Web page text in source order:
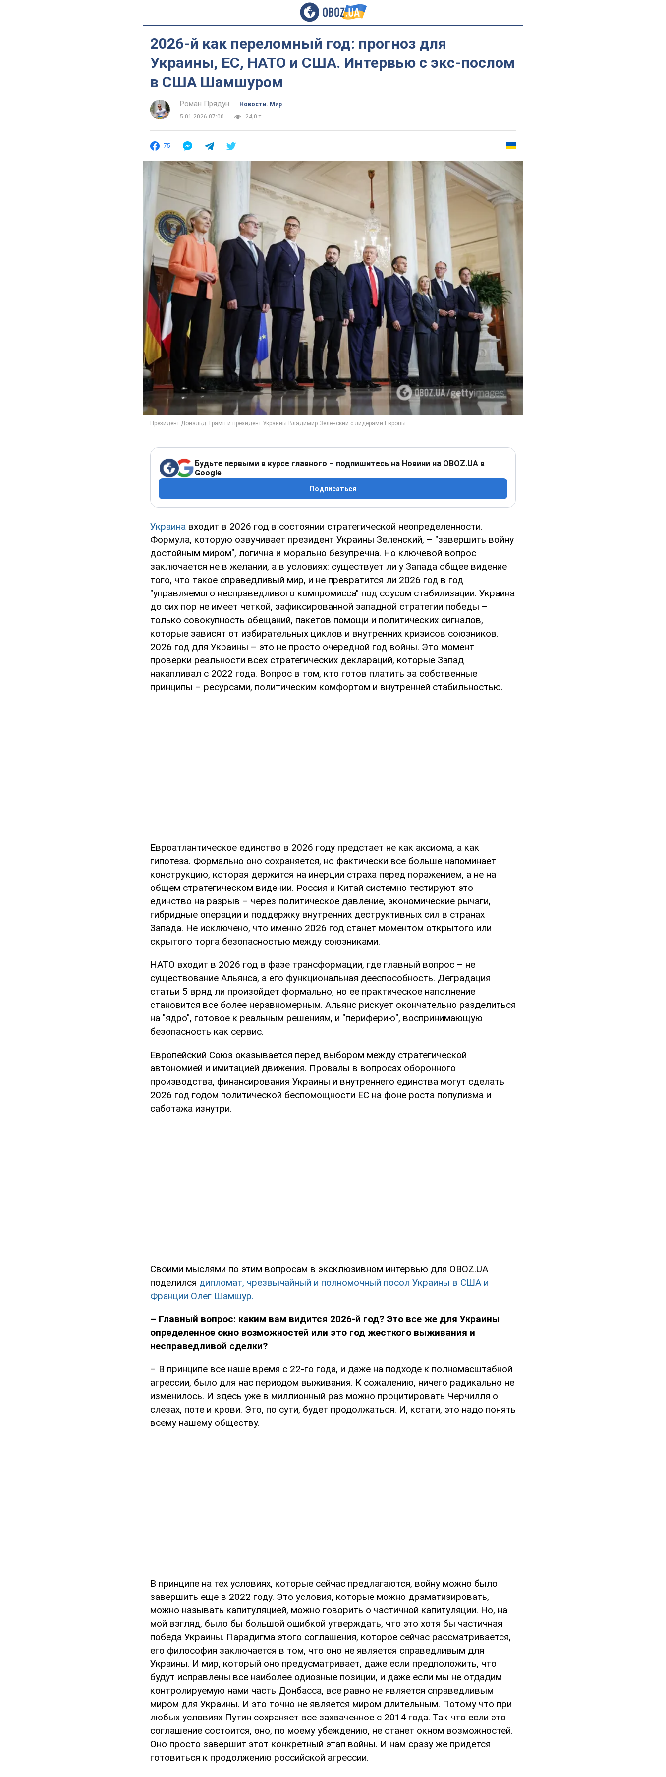
2026-й как переломный год: прогноз для
Украины, ЕС, НАТО и США. Интервью с экс-послом
в США Шамшуром
Роман Прядун
Новости. Мир
5.01.2026 07:00
24,0 т.
75
Будьте первыми в курсе главного – подпишитесь на Новини на OBOZ.UA в
Google
Подписаться
Украина входит в 2026 год в состоянии стратегической неопределенности.
Формула, которую озвучивает президент Украины Зеленский, – "завершить войну
достойным миром", логична и морально безупречна. Но ключевой вопрос
заключается не в желании, а в условиях: существует ли у Запада общее видение
того, что такое справедливый мир, и не превратится ли 2026 год в год
"управляемого несправедливого компромисса" под соусом стабилизации. Украина
до сих пор не имеет четкой, зафиксированной западной стратегии победы –
только совокупность обещаний, пакетов помощи и политических сигналов,
которые зависят от избирательных циклов и внутренних кризисов союзников.
2026 год для Украины – это не просто очередной год войны. Это момент
проверки реальности всех стратегических деклараций, которые Запад
накапливал с 2022 года. Вопрос в том, кто готов платить за собственные
принципы – ресурсами, политическим комфортом и внутренней стабильностью.
Евроатлантическое единство в 2026 году предстает не как аксиома, а как
гипотеза. Формально оно сохраняется, но фактически все больше напоминает
конструкцию, которая держится на инерции страха перед поражением, а не на
общем стратегическом видении. Россия и Китай системно тестируют это
единство на разрыв – через политическое давление, экономические рычаги,
гибридные операции и поддержку внутренних деструктивных сил в странах
Запада. Не исключено, что именно 2026 год станет моментом открытого или
скрытого торга безопасностью между союзниками.
НАТО входит в 2026 год в фазе трансформации, где главный вопрос – не
существование Альянса, а его функциональная дееспособность. Деградация
статьи 5 вряд ли произойдет формально, но ее практическое наполнение
становится все более неравномерным. Альянс рискует окончательно разделиться
на "ядро", готовое к реальным решениям, и "периферию", воспринимающую
безопасность как сервис.
Европейский Союз оказывается перед выбором между стратегической
автономией и имитацией движения. Провалы в вопросах оборонного
производства, финансирования Украины и внутреннего единства могут сделать
2026 год годом политической беспомощности ЕС на фоне роста популизма и
саботажа изнутри.
Своими мыслями по этим вопросам в эксклюзивном интервью для OBOZ.UA
поделился дипломат, чрезвычайный и полномочный посол Украины в США и
Франции Олег Шамшур.
– Главный вопрос: каким вам видится 2026-й год? Это все же для Украины
определенное окно возможностей или это год жесткого выживания и
несправедливой сделки?
– В принципе все наше время с 22-го года, и даже на подходе к полномасштабной
агрессии, было для нас периодом выживания. К сожалению, ничего радикально не
изменилось. И здесь уже в миллионный раз можно процитировать Черчилля о
слезах, поте и крови. Это, по сути, будет продолжаться. И, кстати, это надо понять
всему нашему обществу.
В принципе на тех условиях, которые сейчас предлагаются, войну можно было
завершить еще в 2022 году. Это условия, которые можно драматизировать,
можно называть капитуляцией, можно говорить о частичной капитуляции. Но, на
мой взгляд, было бы большой ошибкой утверждать, что это хотя бы частичная
победа Украины. Парадигма этого соглашения, которое сейчас рассматривается,
его философия заключается в том, что оно не является справедливым для
Украины. И мир, который оно предусматривает, даже если предположить, что
будут исправлены все наиболее одиозные позиции, и даже если мы не отдадим
контролируемую нами часть Донбасса, все равно не является справедливым
миром для Украины. И это точно не является миром длительным. Потому что при
любых условиях Путин сохраняет все захваченное с 2014 года. Так что если это
соглашение состоится, оно, по моему убеждению, не станет окном возможностей.
Оно просто завершит этот конкретный этап войны. И нам сразу же придется
готовиться к продолжению российской агрессии.